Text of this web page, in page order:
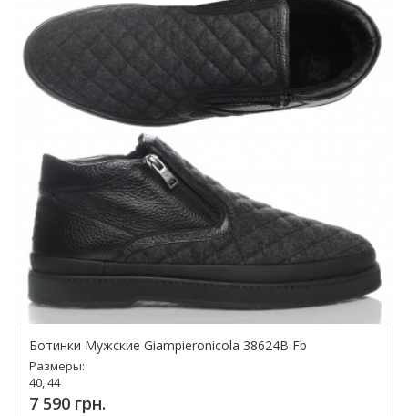
Ботинки Мужские Giampieronicola 38624B Fb
Размеры:
40, 44
7 590 грн.